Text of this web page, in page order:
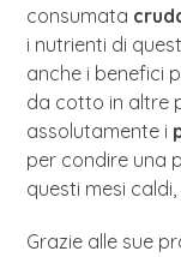
consumata
i nutrienti di
anche i benefici
da cotto in altre
assolutamente i
per condire una
questi mesi
Grazie alle sue